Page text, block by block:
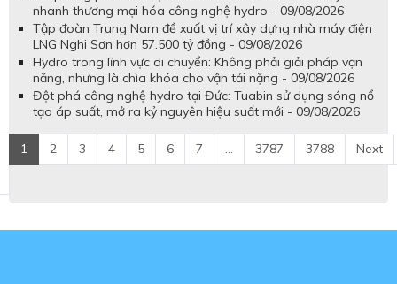
nhanh thương mại hóa công nghệ hydro - 09/08/2026
Tập đoàn Trung Nam đề xuất vị trí xây dựng nhà máy điện
LNG Nghi Sơn hơn 57.500 tỷ đồng - 09/08/2026
Hydro trong lĩnh vực di chuyển: Không phải giải pháp vạn
năng, nhưng là chìa khóa cho vận tải nặng - 09/08/2026
Đột phá công nghệ hydro tại Đức: Tuabin sử dụng sóng nổ
tạo áp suất, mở ra kỷ nguyên hiệu suất mới - 09/08/2026
1 2 3 4 5 6 7 ... 3787 3788 Next